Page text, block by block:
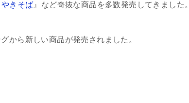
きそば 』など奇抜な商品を多数発売してきました。
から新しい商品が発売されました。